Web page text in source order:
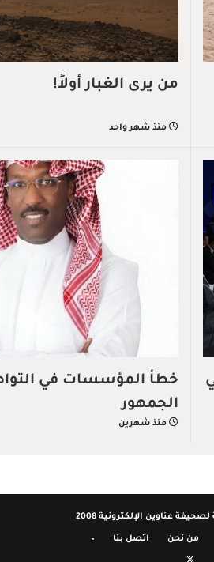
من يرى الغبار أولاً!
منذ شهر واحد
خطأ المؤسسات في
الجمهور
منذ شهرين
عناوين الإلكترونية 2008
من نحن اتصل بنا –